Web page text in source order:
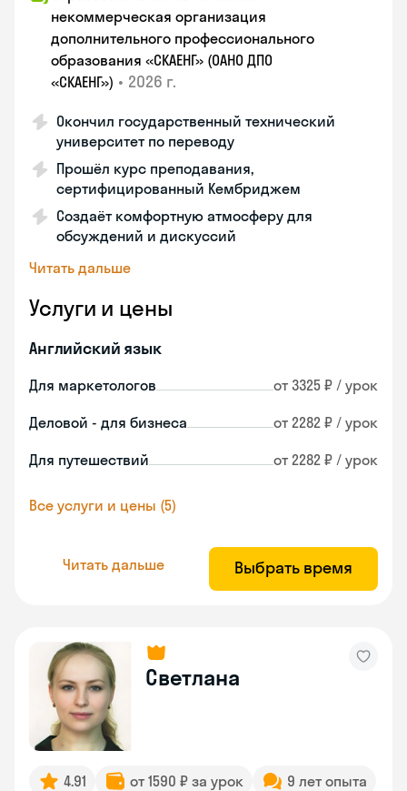
некоммерческая организация
дополнительного профессионального
образования «СКАЕНГ» (ОАНО ДПО
«СКАЕНГ») • 2026 г.
Окончил государственный технический
университет по переводу
Прошёл курс преподавания,
сертифицированный Кембриджем
Создаёт комфортную атмосферу для
обсуждений и дискуссий
Читать дальше
Услуги и цены
Английский язык
Для маркетологов от 3325 ₽ / урок
Деловой - для бизнеса от 2282 ₽ / урок
Для путешествий от 2282 ₽ / урок
Все услуги и цены (5)
Читать дальше Выбрать время
Светлана
4.91 от 1590 ₽ за урок
9 лет опыта